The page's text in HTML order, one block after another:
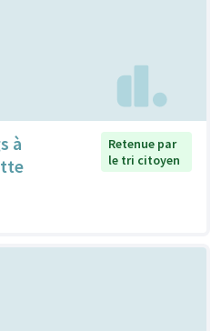
à
Retenue par
le tri citoyen